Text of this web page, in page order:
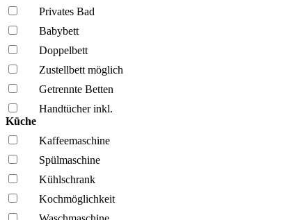
Privates Bad
Babybett
Doppelbett
Zustellbett möglich
Getrennte Betten
Handtücher inkl.
Küche
Kaffee­maschine
Spül­maschine
Kühl­schrank
Kochmöglich­keit